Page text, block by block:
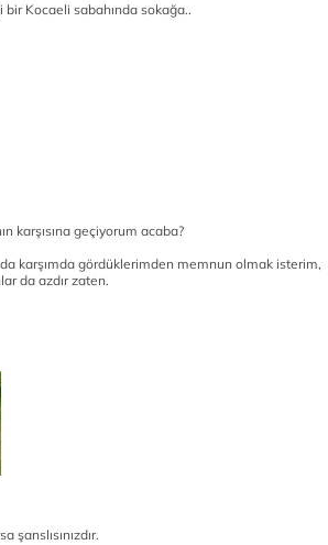
bir Kocaeli sabahında sokağa..
karşısına geçiyorum acaba?
karşımda gördüklerimden memnun olmak isterim,
da azdır zaten.
şanslısınızdır.